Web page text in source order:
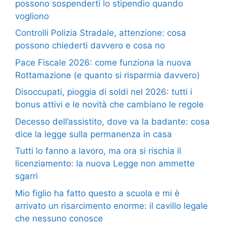
possono sospenderti lo stipendio quando
vogliono
Controlli Polizia Stradale, attenzione: cosa
possono chiederti davvero e cosa no
Pace Fiscale 2026: come funziona la nuova
Rottamazione (e quanto si risparmia davvero)
Disoccupati, pioggia di soldi nel 2026: tutti i
bonus attivi e le novità che cambiano le regole
Decesso dell’assistito, dove va la badante: cosa
dice la legge sulla permanenza in casa
Tutti lo fanno a lavoro, ma ora si rischia il
licenziamento: la nuova Legge non ammette
sgarri
Mio figlio ha fatto questo a scuola e mi è
arrivato un risarcimento enorme: il cavillo legale
che nessuno conosce